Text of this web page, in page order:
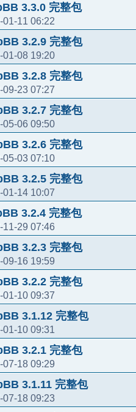
3.3.0 完整包
01-11 06:22
3.2.9 完整包
01-08 19:20
3.2.8 完整包
09-23 07:27
3.2.7 完整包
05-06 09:50
3.2.6 完整包
05-03 07:10
3.2.5 完整包
01-14 10:07
3.2.4 完整包
11-29 07:46
3.2.3 完整包
09-16 19:59
3.2.2 完整包
01-10 09:37
3.1.12 完整包
01-10 09:31
3.2.1 完整包
07-18 09:29
3.1.11 完整包
07-18 09:23